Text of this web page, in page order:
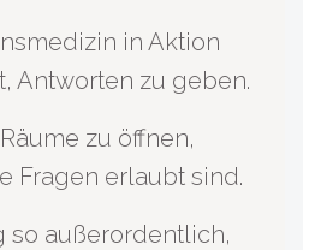
in Aktion
Antworten zu geben.
zu öffnen,
Fragen erlaubt sind.
so außerordentlich,